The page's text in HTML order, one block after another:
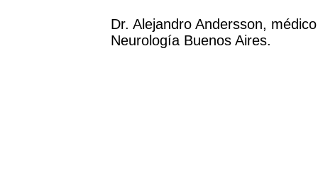
Dr. Alejandro Andersson,
Neurología Buenos Aires.